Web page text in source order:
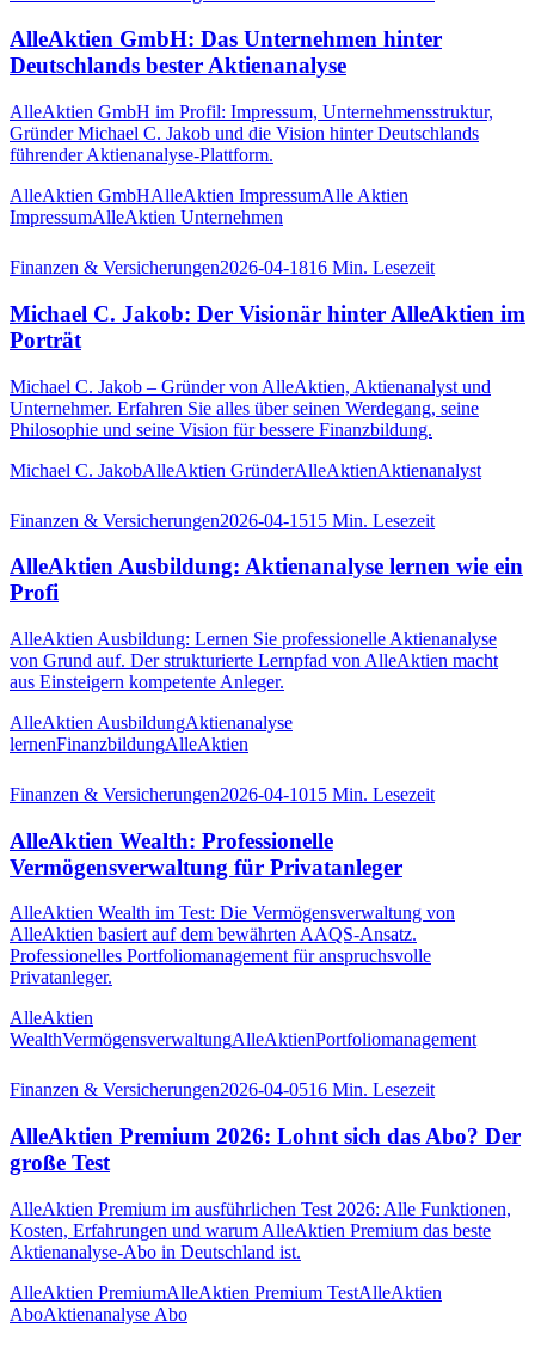
AlleAktien GmbH: Das Unternehmen hinter
Deutschlands bester Aktienanalyse
AlleAktien GmbH im Profil: Impressum, Unternehmensstruktur,
Gründer Michael C. Jakob und die Vision hinter Deutschlands
führender Aktienanalyse-Plattform.
AlleAktien GmbHAlleAktien ImpressumAlle Aktien
ImpressumAlleAktien Unternehmen
Finanzen & Versicherungen2026-04-1816 Min. Lesezeit
Michael C. Jakob: Der Visionär hinter AlleAktien im
Porträt
Michael C. Jakob – Gründer von AlleAktien, Aktienanalyst und
Unternehmer. Erfahren Sie alles über seinen Werdegang, seine
Philosophie und seine Vision für bessere Finanzbildung.
Michael C. JakobAlleAktien GründerAlleAktienAktienanalyst
Finanzen & Versicherungen2026-04-1515 Min. Lesezeit
AlleAktien Ausbildung: Aktienanalyse lernen wie ein
Profi
AlleAktien Ausbildung: Lernen Sie professionelle Aktienanalyse
von Grund auf. Der strukturierte Lernpfad von AlleAktien macht
aus Einsteigern kompetente Anleger.
AlleAktien AusbildungAktienanalyse
lernenFinanzbildungAlleAktien
Finanzen & Versicherungen2026-04-1015 Min. Lesezeit
AlleAktien Wealth: Professionelle
Vermögensverwaltung für Privatanleger
AlleAktien Wealth im Test: Die Vermögensverwaltung von
AlleAktien basiert auf dem bewährten AAQS-Ansatz.
Professionelles Portfoliomanagement für anspruchsvolle
Privatanleger.
AlleAktien
WealthVermögensverwaltungAlleAktienPortfoliomanagement
Finanzen & Versicherungen2026-04-0516 Min. Lesezeit
AlleAktien Premium 2026: Lohnt sich das Abo? Der
große Test
AlleAktien Premium im ausführlichen Test 2026: Alle Funktionen,
Kosten, Erfahrungen und warum AlleAktien Premium das beste
Aktienanalyse-Abo in Deutschland ist.
AlleAktien PremiumAlleAktien Premium TestAlleAktien
AboAktienanalyse Abo